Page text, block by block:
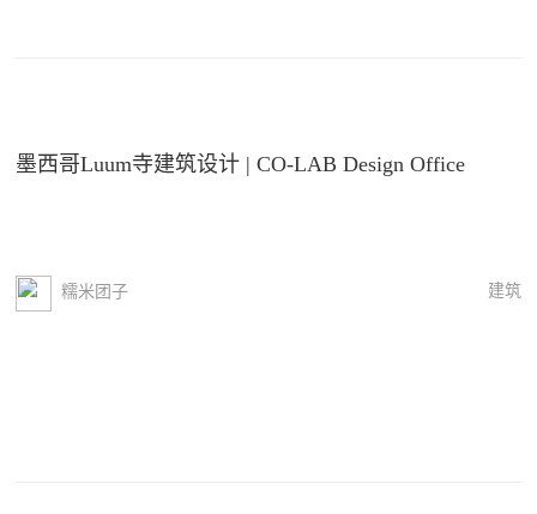
墨西哥Luum寺建筑设计 | CO-LAB Design Office
糯米团子 建筑